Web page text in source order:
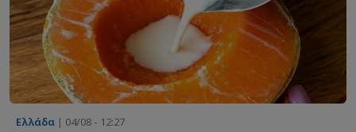
Ελλάδα | 04/08 - 12:27